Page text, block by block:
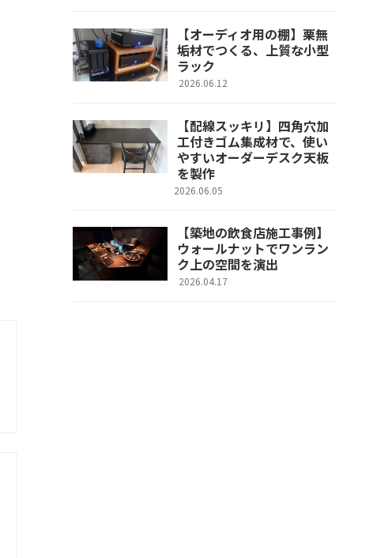
【オーディオ用の棚】栗無
垢材でつくる、上質な小型
ラック
2026.06.12
【配線スッキリ】四角穴加
工付きゴム集成材で、使い
やすいオーダーデスク天板
を製作
2026.06.05
【築地の飲食店施工事例】
ウォールナットでワンラン
ク上の空間を演出
2026.04.17